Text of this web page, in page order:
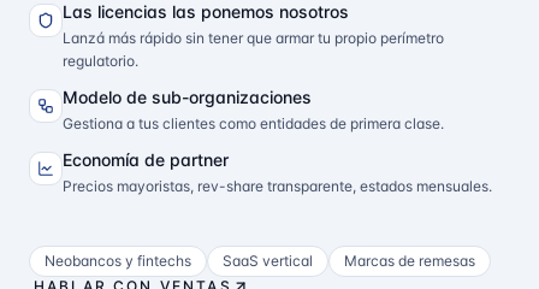
Las licencias las ponemos nosotros
Lanzá más rápido sin tener que armar tu propio perímetro
regulatorio.
Modelo de sub-organizaciones
Gestiona a tus clientes como entidades de primera clase.
Economía de partner
Precios mayoristas, rev-share transparente, estados mensuales.
Neobancos y fintechs SaaS vertical
Marcas de remesas